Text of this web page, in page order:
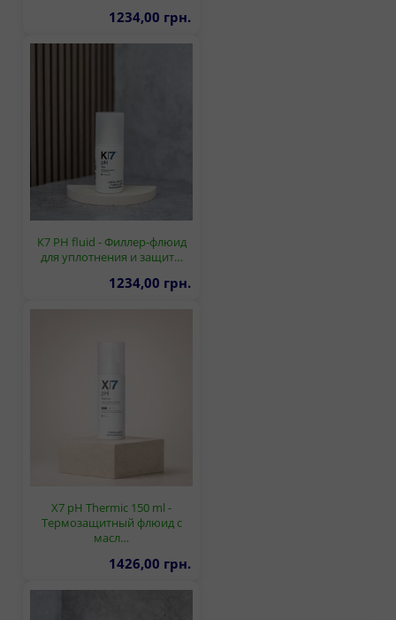
1234,00 грн.
К7 PH fluid - Филлер-флюид
для уплотнения и защит…
1234,00 грн.
X7 pH Thermic 150 ml -
Термозащитный флюид с
масл…
1426,00 грн.